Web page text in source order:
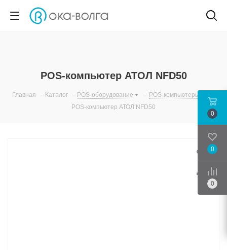
POS-компьютер АТОЛ NFD50
Главная - Каталог - POS-оборудование - POS-компьютеры
POS-компьютер АТОЛ NFD50
0
0
0